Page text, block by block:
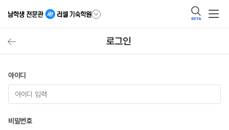
BETA
로그인
아이디
비밀번호